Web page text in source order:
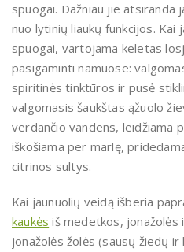
spuogai. Dažniau jie atsiranda
nuo lytinių liaukų funkcijos. Kai
spuogai, vartojama keletas
pasigaminti namuose:
spiritinės tinktūros ir pusė
valgomasis šaukštas ąžuolo
verdančio vandens, leidžiama
iškošiama per marlę,
citrinos sultys.
Kai jaunuolių veidą išberia
kaukės iš medetkos, jonažolės
jonažolės žolės (sausų žiedų